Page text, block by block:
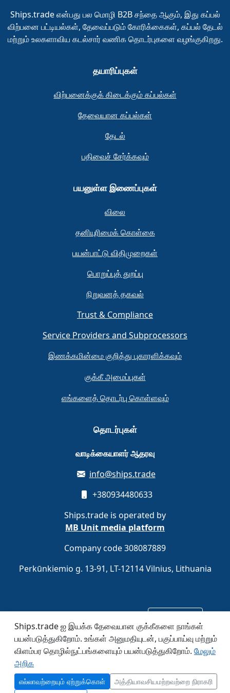
Ships.trade என்பது பல மொழி B2B சந்தை ஆகும், இது கப்பல்
விற்பனை பட்டியல்கள், தேவைப்படும் கோரிக்கைகள், கப்பல் தேடல்
மற்றும் உலகளாவிய கடல்சார் வணிக தொடர்புகளை வழங்குகிறது.
தயாரிப்புகள்
விற்பனைக்குக் கிடைக்கும் கப்பல்கள்
தேவையான கப்பல்கள்
தேடல்
பதிவைச் சேர்க்கவும்
பயனுள்ள இணைப்புகள்
விலை
தனியுரிமைக் கொள்கை
பயன்பாட்டு விதிமுறைகள்
பொறுப்புத் துறப்பு
நிறுவனத் தகவல்
Trust & Compliance
Service Providers and Subprocessors
இணக்கமின்மை குறித்து புகாரளிக்கவும்
குக்கீ அமைப்புகள்
எங்களைத் தொடர்பு கொள்ளவும்
தொடர்புகள்
வாடிக்கையாளர் ஆதரவு
info@ships.trade
+380934480633
Ships.trade is operated by
MB Unit media platform
Company code 308087889
Perkūnkiemio g. 13-91, LT-12114 Vilnius, Lithuania
© 2020–2026 Ships.trade. Operated byMB Unit media
Ships.trade ஐ இயக்க தேவையான குக்கீகளை நாங்கள்
பயன்படுத்துகிறோம். உங்கள் அனுமதியுடன், பகுப்பாய்வு மற்றும்
விளம்பர தொழில்நுட்பங்களையும் பயன்படுத்துகிறோம். மேலும்
அறிக
எல்லாவற்றையும் ஏற்றுக்கொள்
அத்தியாவசியமற்றவற்றை நிராகரி